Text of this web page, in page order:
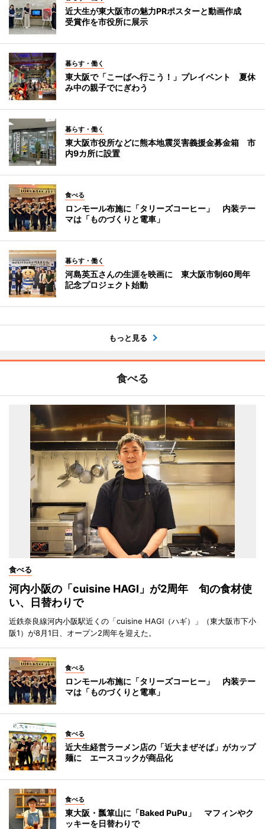
近大生が東大阪市の魅力PRポスターと動画作成
受賞作を市役所に展示
暮らす・働く
東大阪で「こーばへ行こう！」プレイベント 夏休
み中の親子でにぎわう
暮らす・働く
東大阪市役所などに熊本地震災害義援金募金箱 市
内9カ所に設置
食べる
ロンモール布施に「タリーズコーヒー」 内装テー
マは「ものづくりと電車」
暮らす・働く
河島英五さんの生涯を映画に 東大阪市制60周年
記念プロジェクト始動
もっと見る
食べる
食べる
河内小阪の「cuisine HAGI」が2周年 旬の食材使
い、日替わりで
近鉄奈良線河内小阪駅近くの「cuisine HAGI（ハギ）」（東大阪市下小
阪1）が8月1日、オープン2周年を迎えた。
食べる
ロンモール布施に「タリーズコーヒー」 内装テー
マは「ものづくりと電車」
食べる
近大生経営ラーメン店の「近大まぜそば」がカップ
麺に エースコックが商品化
食べる
東大阪・瓢箪山に「Baked PuPu」 マフィンやク
ッキーを日替わりで